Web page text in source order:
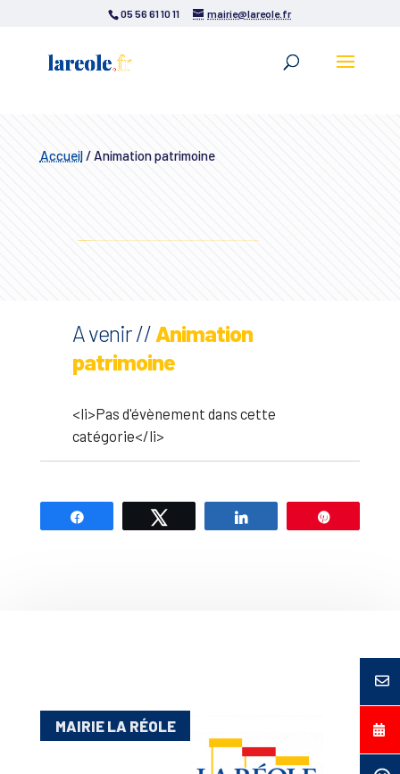
05 56 61 10 11 mairie@lareole.fr
Accueil/Animation patrimoine
A venir // Animation
patrimoine
<li>Pas d'évènement dans cette
catégorie</li>
MAIRIE LA RÉOLE